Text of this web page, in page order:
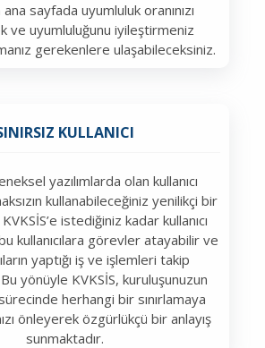
sayfada uyumluluk oranınızı
ve uyumluluğunu iyileştirmeniz
gerekenlere ulaşabileceksiniz.
KULLANICI
yazılımlarda olan kullanıcı
kullanabileceğiniz yenilikçi bir
istediğiniz kadar kullanıcı
kullanıcılara görevler atayabilir ve
yaptığı iş ve işlemleri takip
yönüyle KVKSİS, kuruluşunuzun
herhangi bir sınırlamaya
önleyerek özgürlükçü bir anlayış
sunmaktadır.